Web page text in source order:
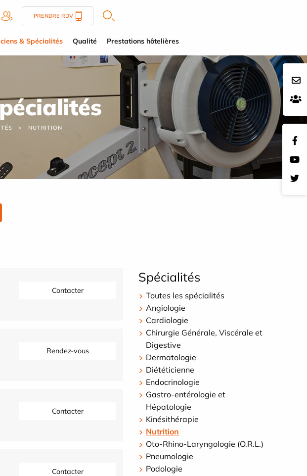
PRENDRE RDV
& Spécialités Qualité Prestations hôtelières
NUTRITION
Contacter
Rendez-vous
Contacter
Contacter
Spécialités
Toutes les spécialités
Angiologie
Cardiologie
Chirurgie Générale, Viscérale et
Digestive
Dermatologie
Diététicienne
Endocrinologie
Gastro-entérologie et
Hépatologie
Kinésithérapie
Nutrition
Oto-Rhino-Laryngologie (O.R.L.)
Pneumologie
Podologie